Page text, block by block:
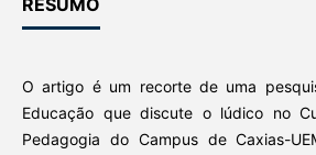
RESUMO
O artigo é um recorte de uma
Educação que discute o lúdico no
Pedagogia do Campus de Caxias-